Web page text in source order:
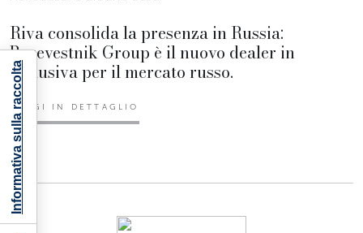
Riva consolida la presenza in Russia:
Burevestnik Group è il nuovo dealer in
esclusiva per il mercato russo.
LEGGI IN DETTAGLIO
Informativa sulla raccolta